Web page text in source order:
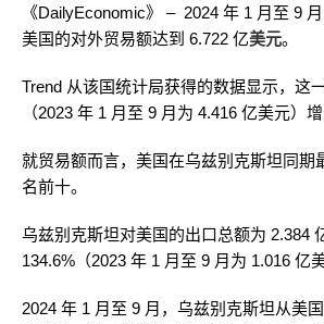
《DailyEconomic》 – 2024 年 1 月至 9
美国的对外贸易额达到 6.722 亿美元。
Trend 从该国统计局获得的数据显示，这
（2023 年 1 月至 9 月为 4.416 亿美元）增
就贸易额而言，美国在乌兹别克斯坦同期
名前十。
乌兹别克斯坦对美国的出口总额为 2.384
134.6%（2023 年 1 月至 9 月为 1.016 亿
2024 年 1 月至 9 月，乌兹别克斯坦从美